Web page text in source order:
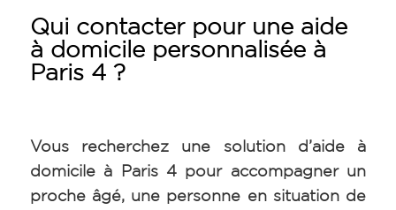
Qui contacter pour une aide
à domicile personnalisée à
Paris 4 ?
Vous recherchez une solution d’aide à
domicile à Paris 4 pour accompagner un
proche âgé, une personne en situation de